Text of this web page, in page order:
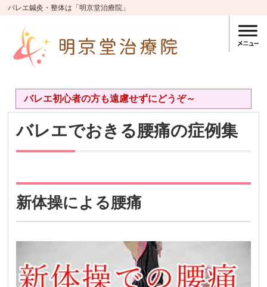
バレエ鍼灸・整体は「明京堂治療院」
バレエ初心者の方も遠慮せずにどうぞ～
バレエでおきる腰痛の症例集
新体操による腰痛